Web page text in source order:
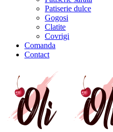
Patiserie dulce
Gogosi
Clatite
Covrigi
Comanda
Contact